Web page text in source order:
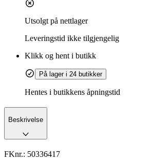
Utsolgt på nettlager
Leveringstid ikke tilgjengelig
Klikk og hent i butikk
På lager i 24 butikker
Hentes i butikkens åpningstid
Beskrivelse
FKnr.: 50336417